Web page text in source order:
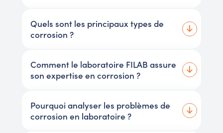
Quels sont les principaux types de
corrosion ?
Comment le laboratoire FILAB assure
son expertise en corrosion ?
Pourquoi analyser les problèmes de
corrosion en laboratoire ?